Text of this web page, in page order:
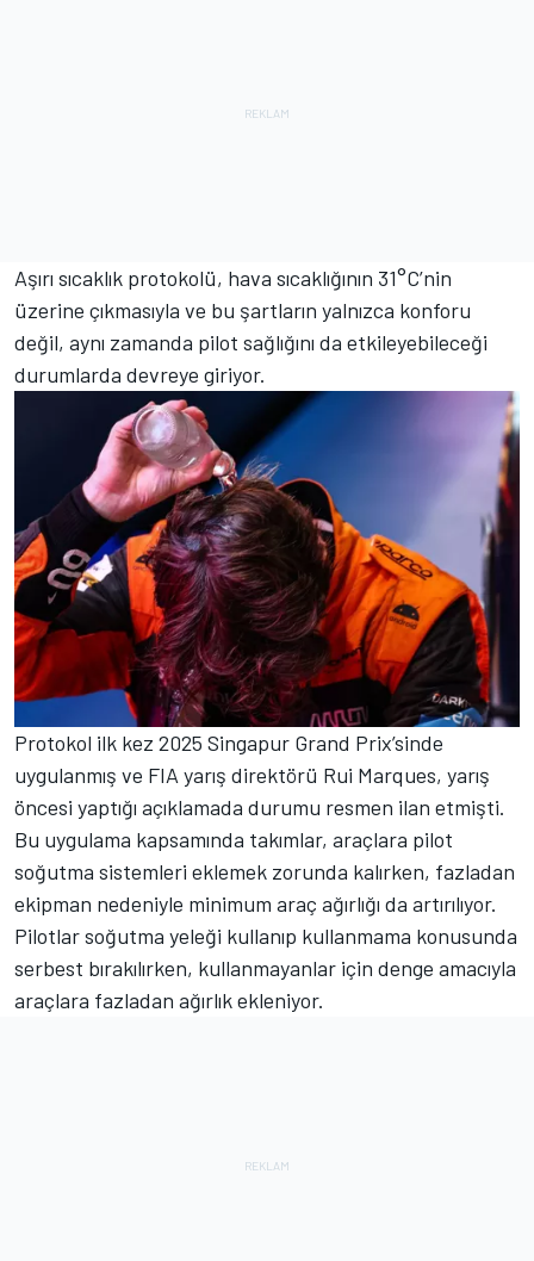
Aşırı sıcaklık protokolü, hava sıcaklığının 31°C’nin
üzerine çıkmasıyla ve bu şartların yalnızca konforu
değil, aynı zamanda pilot sağlığını da etkileyebileceği
durumlarda devreye giriyor.
Protokol ilk kez 2025 Singapur Grand Prix’sinde
uygulanmış ve FIA yarış direktörü Rui Marques, yarış
öncesi yaptığı açıklamada durumu resmen ilan etmişti.
Bu uygulama kapsamında takımlar, araçlara pilot
soğutma sistemleri eklemek zorunda kalırken, fazladan
ekipman nedeniyle minimum araç ağırlığı da artırılıyor.
Pilotlar soğutma yeleği kullanıp kullanmama konusunda
serbest bırakılırken, kullanmayanlar için denge amacıyla
araçlara fazladan ağırlık ekleniyor.